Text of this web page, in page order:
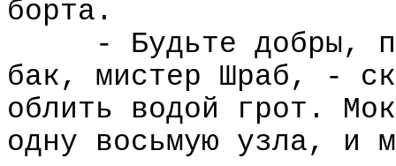
борта.
- Будьте добры,
бак, мистер Шраб, -
облить водой грот.
одну восьмую узла, и